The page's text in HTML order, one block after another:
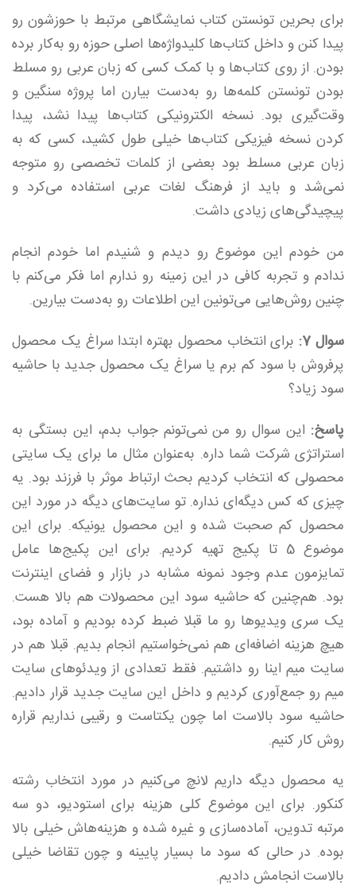
برای بحرین تونستن کتاب نمایشگاهی مرتبط با حوزشون رو
پیدا کنن و داخل کتاب‌ها کلیدواژه‌ها اصلی حوزه رو به‌کار برده
بودن. از روی کتاب‌ها و با کمک کسی که زبان عربی رو مسلط
بودن تونستن کلمه‌ها رو به‌دست بیارن اما پروژه سنگین و
وقت‌گیری بود. نسخه الکترونیکی کتاب‌ها پیدا نشد، پیدا
کردن نسخه فیزیکی کتاب‌ها خیلی طول کشید، کسی که به
زبان عربی مسلط بود بعضی از کلمات تخصصی رو متوجه
نمی‌شد و باید از فرهنگ لغات عربی استفاده می‌کرد و
پیچیدگی‌های زیادی داشت.
من خودم این موضوع رو دیدم و شنیدم اما خودم انجام
ندادم و تجربه کافی در این زمینه رو ندارم اما فکر می‌کنم با
چنین روش‌هایی می‌تونین این اطلاعات رو به‌دست بیارین.
سوال 7:
برای انتخاب محصول بهتره ابتدا سراغ یک محصول
پرفروش با سود کم برم یا سراغ یک محصول جدید با حاشیه
سود زیاد؟
پاسخ: این سوال رو من نمی‌تونم جواب بدم، این بستگی به
استراتژی شرکت شما داره. به‌عنوان مثال ما برای یک سایتی
محصولی که انتخاب کردیم بحث ارتباط موثر با فرزند بود. یه
چیزی که کس دیگه‌ای نداره. تو سایت‌های دیگه در مورد این
محصول کم صحبت شده و این محصول یونیکه. برای این
موضوع 5 تا پکیج تهیه کردیم. برای این پکیج‌ها عامل
تمایزمون عدم وجود نمونه مشابه در بازار و فضای اینترنت
بود. هم‌چنین که حاشیه سود این محصولات هم بالا هست.
یک سری ویدیوها رو ما قبلا ضبط کرده بودیم و آماده بود،
هیچ هزینه اضافه‌ای هم نمی‌خواستیم انجام بدیم. قبلا هم در
سایت میم اینا رو داشتیم. فقط تعدادی از ویدئوهای سایت
میم رو جمع‌آوری کردیم و داخل این سایت جدید قرار دادیم.
حاشیه سود بالاست اما چون یکتاست و رقیبی نداریم قراره
روش کار کنیم.
یه محصول دیگه داریم لانچ می‌کنیم در مورد انتخاب رشته
کنکور. برای این موضوع کلی هزینه برای استودیو، دو سه
مرتبه تدوین، آماده‌سازی و غیره شده و هزینه‌هاش خیلی بالا
بوده. در حالی که سود ما بسیار پایینه و چون تقاضا خیلی
بالاست انجامش دادیم.